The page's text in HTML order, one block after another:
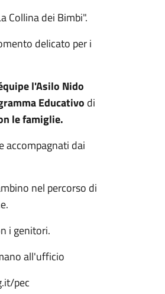
Collina dei Bimbi".
delicato per i
l'Asilo Nido
Educativo di
le famiglie.
accompagnati dai
nel percorso di
i genitori.
all'ufficio
pec